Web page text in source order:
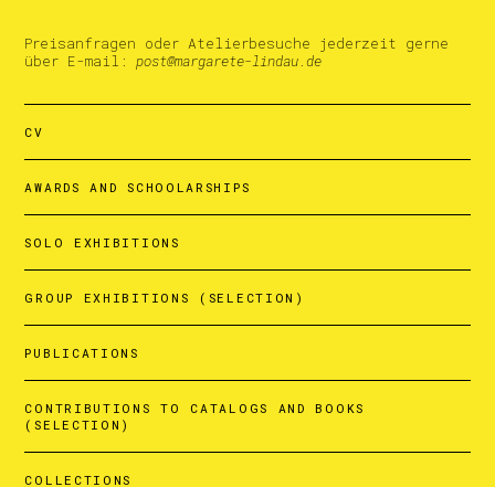
Preisanfragen oder Atelierbesuche jederzeit gerne
über E-mail:
post@margarete-lindau.de
CV
AWARDS AND SCHOOLARSHIPS
SOLO EXHIBITIONS
GROUP EXHIBITIONS (SELECTION)
PUBLICATIONS
CONTRIBUTIONS TO CATALOGS AND BOOKS
(SELECTION)
COLLECTIONS